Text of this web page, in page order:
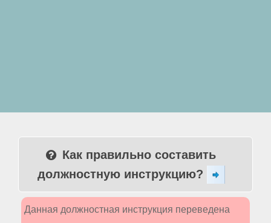
Как правильно составить
должностную инструкцию?
Данная должностная инструкция переведена